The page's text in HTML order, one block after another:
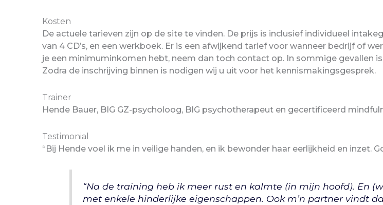
Kosten
De actuele tarieven zijn op de site te vinden. De prijs is inclusief individueel
van 4 CD’s, en een werkboek. Er is een afwijkend tarief voor wanneer bedrijf of
je een minimuminkomen hebt, neem dan toch contact op. In sommige gevallen
Zodra de inschrijving binnen is nodigen wij u uit voor het kennismakingsgesprek.
Trainer
Hende Bauer, BIG GZ-psycholoog, BIG psychotherapeut en gecertificeerd
Testimonial
“Bij Hende voel ik me in veilige handen, en ik bewonder haar eerlijkheid en inzet.
“Na de training heb ik meer rust en kalmte (in mijn hoofd). En
met enkele hinderlijke eigenschappen. Ook m’n partner vindt